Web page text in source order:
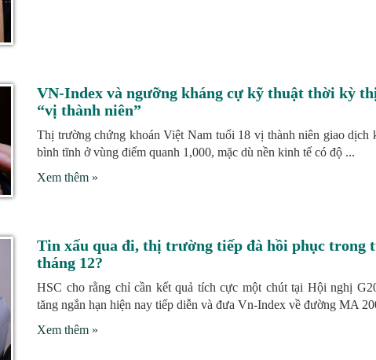
VN-Index và ngưỡng kháng cự kỹ thuật thời kỳ
“vị thành niên”
Thị trường chứng khoán Việt Nam tuổi 18 vị thành niên giao dịch
bình tĩnh ở vùng điểm quanh 1,000, mặc dù nền kinh tế có độ ...
Xem thêm »
Tin xấu qua đi, thị trường tiếp đà hồi phục trong
tháng 12?
HSC cho rằng chỉ cần kết quả tích cực một chút tại Hội nghị
tăng ngắn hạn hiện nay tiếp diễn và đưa Vn-Index về đường MA
Xem thêm »